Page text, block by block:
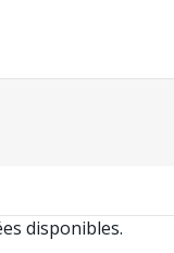
disponibles.